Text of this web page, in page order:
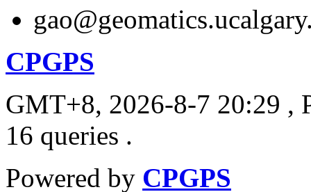
CPGPS
GMT+8, 2026-8-7 20:29 ,
16 queries .
Powered by CPGPS